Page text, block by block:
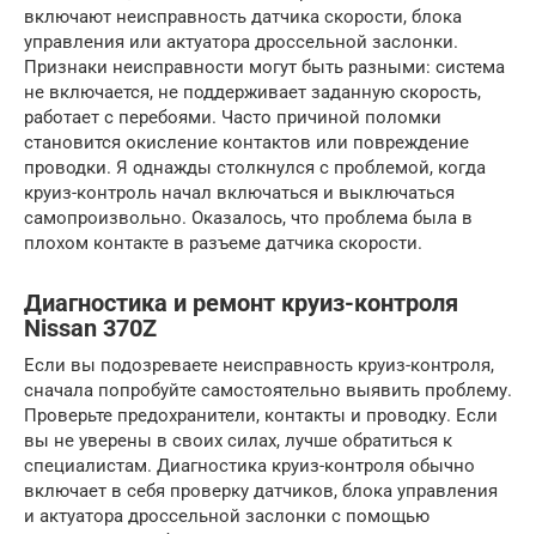
включают неисправность датчика скорости, блока
управления или актуатора дроссельной заслонки.
Признаки неисправности могут быть разными: система
не включается, не поддерживает заданную скорость,
работает с перебоями. Часто причиной поломки
становится окисление контактов или повреждение
проводки. Я однажды столкнулся с проблемой, когда
круиз-контроль начал включаться и выключаться
самопроизвольно. Оказалось, что проблема была в
плохом контакте в разъеме датчика скорости.
Диагностика и ремонт круиз-контроля
Nissan 370Z
Если вы подозреваете неисправность круиз-контроля,
сначала попробуйте самостоятельно выявить проблему.
Проверьте предохранители, контакты и проводку. Если
вы не уверены в своих силах, лучше обратиться к
специалистам. Диагностика круиз-контроля обычно
включает в себя проверку датчиков, блока управления
и актуатора дроссельной заслонки с помощью